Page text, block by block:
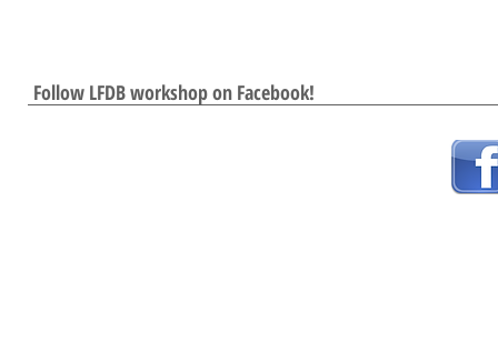
Follow LFDB workshop on Facebook!